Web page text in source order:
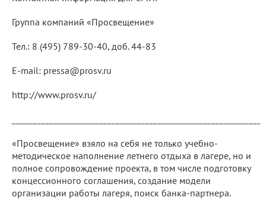
Группа компаний «Просвещение»
Тел.: 8 (495) 789-30-40, доб. 44-83
E-mail: pressa@prosv.ru
http://www.prosv.ru/
«Просвещение» взяло на себя не только учебно-
методическое наполнение летнего отдыха в лагере, но и
полное сопровождение проекта, в том числе подготовку
концессионного соглашения, создание модели
организации работы лагеря, поиск банка-партнера.